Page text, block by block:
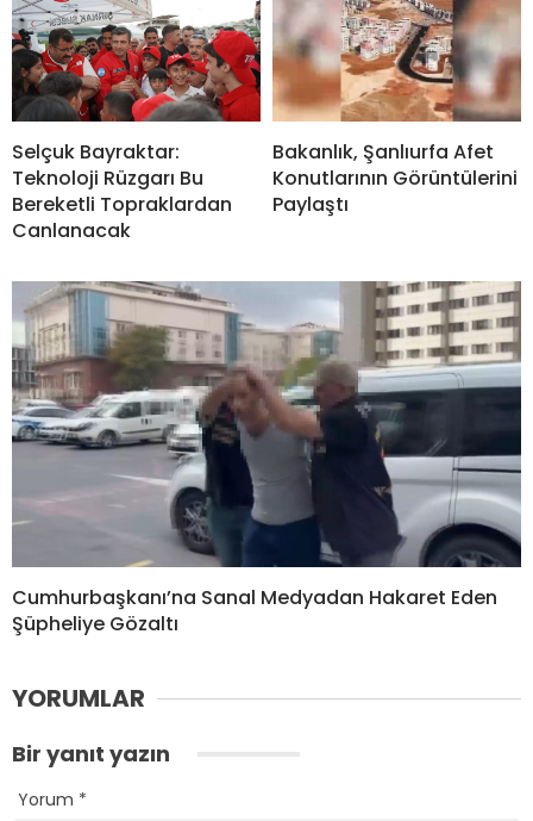
Selçuk Bayraktar:
Teknoloji Rüzgarı Bu
Bereketli Topraklardan
Canlanacak
Bakanlık, Şanlıurfa Afet
Konutlarının Görüntülerini
Paylaştı
Cumhurbaşkanı’na Sanal Medyadan Hakaret Eden
Şüpheliye Gözaltı
YORUMLAR
Bir yanıt yazın
Yorum *